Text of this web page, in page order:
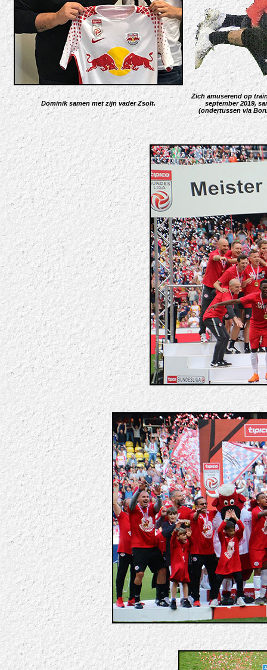
Dominik samen met zijn vader Zsolt.
Zich amuserend op
september 2019,
(ondertussen via